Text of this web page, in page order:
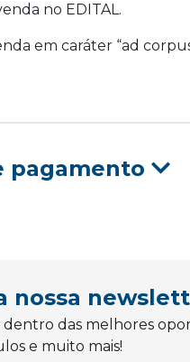
no EDITAL.
em caráter “ad
pagamento
nossa
das melhores
e muito mais!